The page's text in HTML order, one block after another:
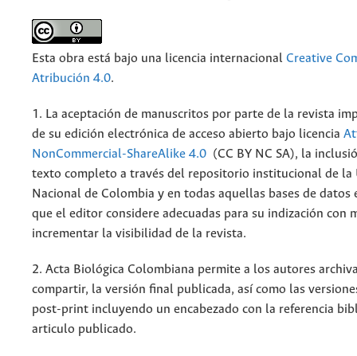
Esta obra está bajo una licencia internacional Creative
Atribución 4.0.
1. La aceptación de manuscritos por parte de la revista
de su edición electrónica de acceso abierto bajo licencia
NonCommercial-ShareAlike 4.0 (CC BY NC SA), la
texto completo a través del repositorio institucional de la
Nacional de Colombia y en todas aquellas bases de datos
que el editor considere adecuadas para su indización con
incrementar la visibilidad de la revista.
2. Acta Biológica Colombiana permite a los autores
compartir, la versión final publicada, así como las
post-print incluyendo un encabezado con la referencia
articulo publicado.